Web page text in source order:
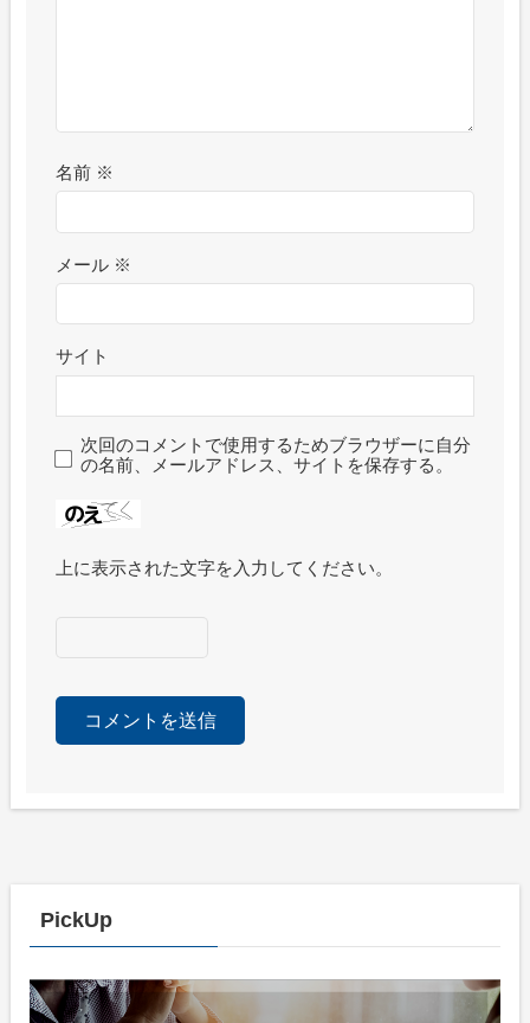
名前 ※
メール ※
サイト
次回のコメントで使用するためブラウザーに自分
の名前、メールアドレス、サイトを保存する。
上に表示された文字を入力してください。
PickUp